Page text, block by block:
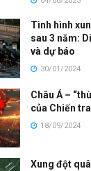
Tình hình
sau 3 năm:
và dự báo
30/01/2024
Châu Á –
của Chiến
18/09/2024
Xung đột